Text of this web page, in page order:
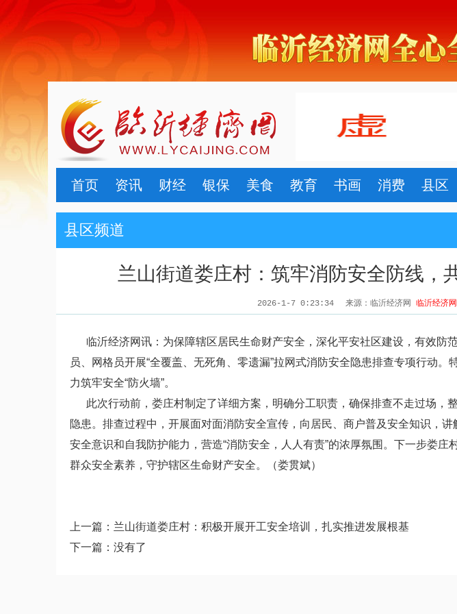
首页 资讯 财经 银保 美食 教育 书画 消费 县区
县区频道
兰山街道娄庄村：筑牢消防安全防线，
2026-1-7 0:23:34 来源：临沂经济网 临沂经济网
临沂经济网讯：为保障辖区居民生命财产安全，深化平安社区建设，有效防
员、网格员开展“全覆盖、无死角、零遗漏”拉网式消防安全隐患排查专项行动
力筑牢安全“防火墙”。
此次行动前，娄庄村制定了详细方案，明确分工职责，确保排查不走过场，
隐患。排查过程中，开展面对面消防安全宣传，向居民、商户普及安全知识，
安全意识和自我防护能力，营造“消防安全，人人有责”的浓厚氛围。下一步娄庄
群众安全素养，守护辖区生命财产安全。（娄贯斌）
上一篇： 兰山街道娄庄村：积极开展开工安全培训，扎实推进发展根基
下一篇：没有了